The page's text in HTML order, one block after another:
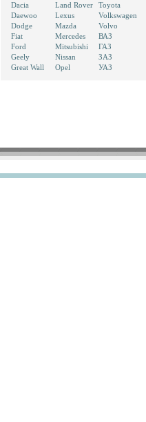
Dacia
Daewoo
Dodge
Fiat
Ford
Geely
Great Wall
Land Rover
Lexus
Mazda
Mercedes
Mitsubishi
Nissan
Opel
Toyota
Volkswagen
Volvo
ВАЗ
ГАЗ
ЗАЗ
УАЗ